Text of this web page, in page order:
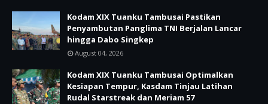
Kodam XIX Tuanku Tambusai Pastikan
Penyambutan Panglima TNI Berjalan Lancar
hingga Dabo Singkep
August 04, 2026
Kodam XIX Tuanku Tambusai Optimalkan
Kesiapan Tempur, Kasdam Tinjau Latihan
Rudal Starstreak dan Meriam 57